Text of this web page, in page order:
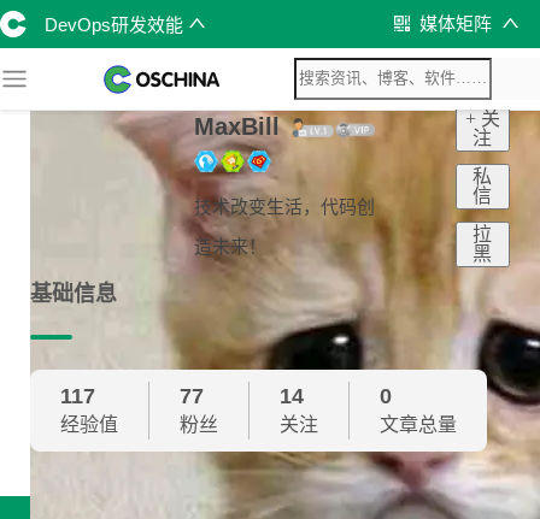
DevOps研发效能 媒体矩阵
MaxBill
技术改变生活，代码创
造未来！
+ 关
注
私
信
拉
黑
基础信息
117
经验值
77
粉丝
14
关注
0
文章总量